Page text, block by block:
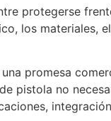
protegerse
los materiales,
promesa
pistola no